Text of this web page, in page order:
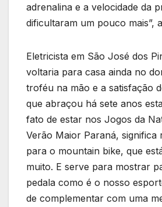
adrenalina e a velocidade da
dificultaram um pouco mais”,
Eletricista em São José dos
voltaria para casa ainda no
troféu na mão e a satisfação
que abraçou há sete anos
fato de estar nos Jogos da
Verão Maior Paraná, significa
para o mountain bike, que
muito. E serve para mostrar
pedala como é o nosso
de complementar com uma